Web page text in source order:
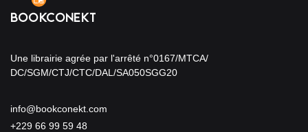
Une librairie agrée par l'arrêté n°0167/MTCA/
DC/SGM/CTJ/CTC/DAL/SA050SGG20
info@bookconekt.com
+229 66 99 59 48